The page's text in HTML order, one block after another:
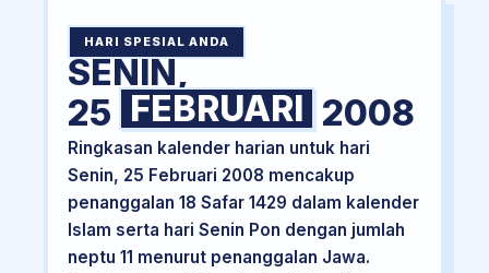
HARI SPESIAL ANDA
SENIN,
25 FEBRUARI 2008
Ringkasan kalender harian untuk hari
Senin, 25 Februari 2008 mencakup
penanggalan 18 Safar 1429 dalam kalender
Islam serta hari Senin Pon dengan jumlah
neptu 11 menurut penanggalan Jawa.